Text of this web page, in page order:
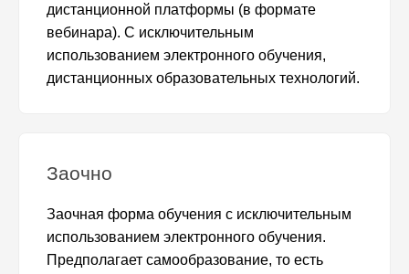
дистанционной платформы (в формате
вебинара). С исключительным
использованием электронного обучения,
дистанционных образовательных технологий.
Заочно
Заочная форма обучения с исключительным
использованием электронного обучения.
Предполагает самообразование, то есть